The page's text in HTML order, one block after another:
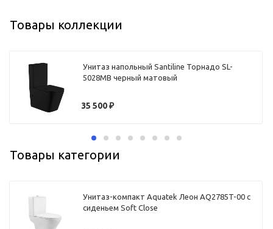
Товары коллекции
Унитаз напольный Santiline Торнадо SL-
5028MB черный матовый
35 500₽
Товары категории
Унитаз-компакт Aquatek Леон AQ2785T-00 с
сиденьем Soft Close